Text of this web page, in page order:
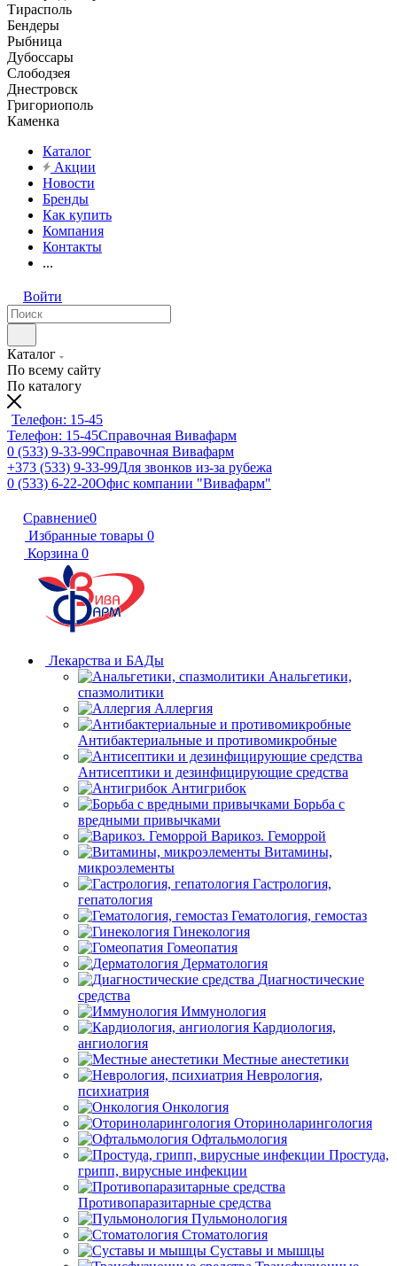
Тирасполь
Бендеры
Рыбница
Дубоссары
Слободзея
Днестровск
Григориополь
Каменка
Каталог
Акции
Новости
Бренды
Как купить
Компания
Контакты
...
Войти
Каталог
По всему сайту
По каталогу
Телефон: 15-45
Телефон: 15-45Справочная Вивафарм
0 (533) 9-33-99Справочная Вивафарм
+373 (533) 9-33-99Для звонков из-за рубежа
0 (533) 6-22-20Офис компании "Вивафарм"
Сравнение0
Избранные товары 0
Корзина 0
Лекарства и БАДы
Анальгетики,
спазмолитики
Аллергия
Антибактериальные и противомикробные
Антисептики и дезинфицирующие средства
Антигрибок
Борьба с
вредными привычками
Варикоз. Геморрой
Витамины,
микроэлементы
Гастрология,
гепатология
Гематология, гемостаз
Гинекология
Гомеопатия
Дерматология
Диагностические
средства
Иммунология
Кардиология,
ангиология
Местные анестетики
Неврология,
психиатрия
Онкология
Оториноларингология
Офтальмология
Простуда,
грипп, вирусные инфекции
Противопаразитарные средства
Пульмонология
Стоматология
Суставы и мышцы